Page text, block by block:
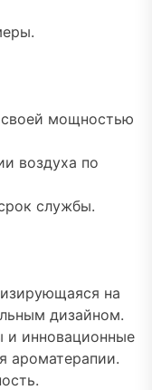
своей мощностью
воздуха по
службы.
на
дизайном.
и инновационные
ароматерапии.